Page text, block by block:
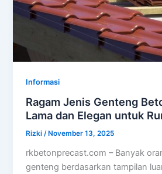
Informasi
Ragam Jenis Genteng
Lama dan Elegan untuk
Rizki/ November 13, 2025
rkbetonprecast.com – Banyak
genteng berdasarkan tampilan